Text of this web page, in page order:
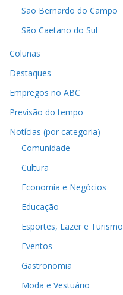
São Bernardo do Campo
São Caetano do Sul
Colunas
Destaques
Empregos no ABC
Previsão do tempo
Notícias (por categoria)
Comunidade
Cultura
Economia e Negócios
Educação
Esportes, Lazer e Turismo
Eventos
Gastronomia
Moda e Vestuário